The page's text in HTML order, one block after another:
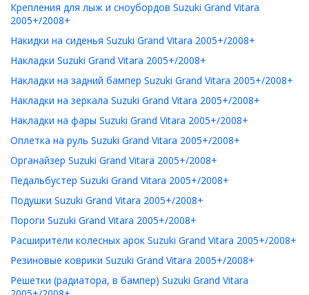
Крепления для лыж и сноубордов Suzuki Grand Vitara
2005+/2008+
Накидки на сиденья Suzuki Grand Vitara 2005+/2008+
Накладки Suzuki Grand Vitara 2005+/2008+
Накладки на задний бампер Suzuki Grand Vitara 2005+/2008+
Накладки на зеркала Suzuki Grand Vitara 2005+/2008+
Накладки на фары Suzuki Grand Vitara 2005+/2008+
Оплетка на руль Suzuki Grand Vitara 2005+/2008+
Органайзер Suzuki Grand Vitara 2005+/2008+
Педальбустер Suzuki Grand Vitara 2005+/2008+
Подушки Suzuki Grand Vitara 2005+/2008+
Пороги Suzuki Grand Vitara 2005+/2008+
Расширители колесных арок Suzuki Grand Vitara 2005+/2008+
Резиновые коврики Suzuki Grand Vitara 2005+/2008+
Решетки (радиатора, в бампер) Suzuki Grand Vitara